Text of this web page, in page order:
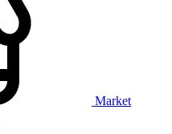
Market